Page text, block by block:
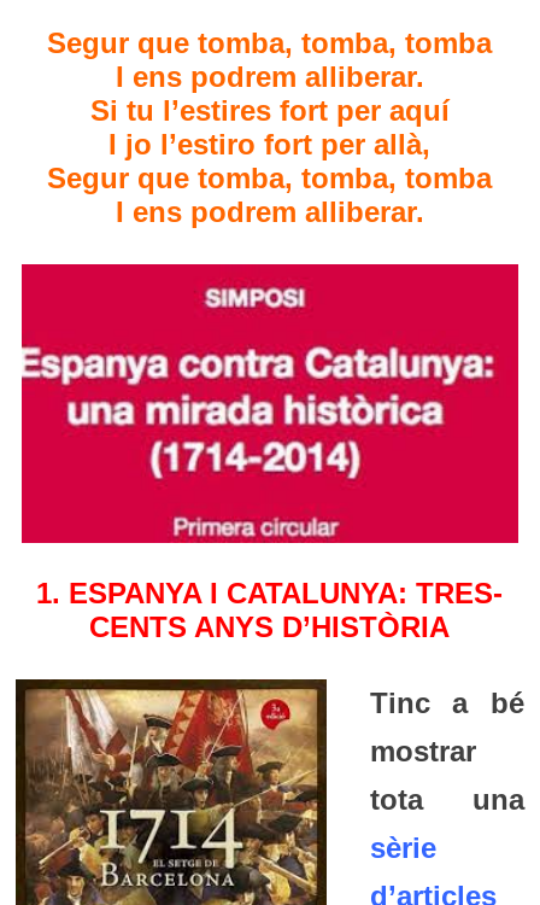
Segur que tomba, tomba, tomba
I ens podrem alliberar.
Si tu l’estires fort per aquí
I jo l’estiro fort per allà,
Segur que tomba, tomba, tomba
I ens podrem alliberar.
1. ESPANYA I CATALUNYA: TRES-
CENTS ANYS D’HISTÒRIA
Tinc a bé
mostrar
tota una
sèrie
d’articles